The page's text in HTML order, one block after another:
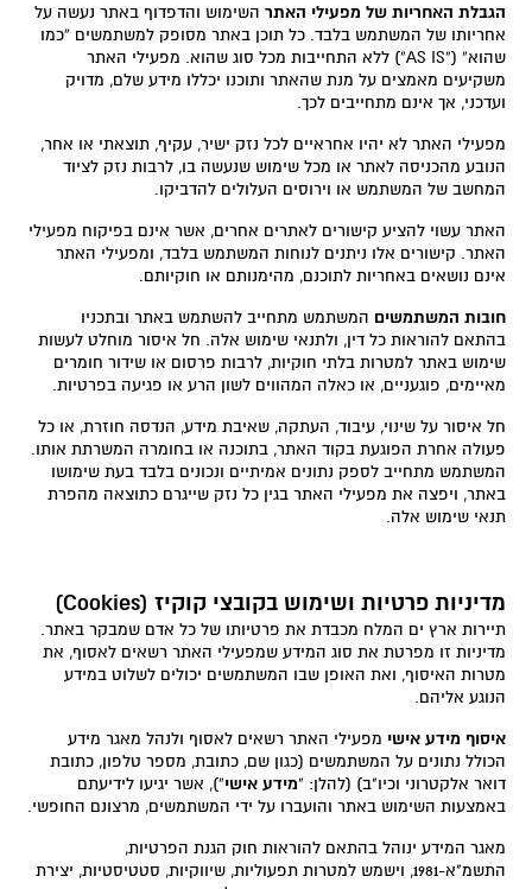
הגבלת האחריות של מפעילי האתר השימוש והדפדוף באתר נעשה על
אחריותו של המשתמש בלבד. כל תוכן באתר מסופק למשתמשים “כמו
שהוא” (“AS IS”) ללא התחייבות מכל סוג שהוא. מפעילי האתר
משקיעים מאמצים על מנת שהאתר ותוכנו יכללו מידע שלם, מדויק
ועדכני, אך אינם מתחייבים לכך.
מפעילי האתר לא יהיו אחראיים לכל נזק ישיר, עקיף, תוצאתי או אחר,
הנובע מהכניסה לאתר או מכל שימוש שנעשה בו, לרבות נזק לציוד
המחשב של המשתמש או וירוסים העלולים להדביקו.
האתר עשוי להציע קישורים לאתרים אחרים, אשר אינם בפיקוח מפעילי
האתר. קישורים אלו ניתנים לנוחות המשתמש בלבד, ומפעילי האתר
אינם נושאים באחריות לתוכנם, מהימנותם או חוקיותם.
חובות המשתמשים המשתמש מתחייב להשתמש באתר ובתכניו
בהתאם להוראות כל דין, ולתנאי שימוש אלה. חל איסור מוחלט לעשות
שימוש באתר למטרות בלתי חוקיות, לרבות פרסום או שידור חומרים
מאיימים, פוגעניים, או כאלה המהווים לשון הרע או פגיעה בפרטיות.
חל איסור על שינוי, עיבוד, העתקה, שאיבת מידע, הנדסה חוזרת, או כל
פעולה אחרת הפוגעת בקוד האתר, בתוכנה או בחומרה המשרתת אותו.
המשתמש מתחייב לספק נתונים אמיתיים ונכונים בלבד בעת שימושו
באתר, ויפצה את מפעילי האתר בגין כל נזק שייגרם כתוצאה מהפרת
תנאי שימוש אלה.
מדיניות פרטיות ושימוש בקובצי קוקיז (Cookies)
תיירות ארץ ים המלח מכבדת את פרטיותו של כל אדם שמבקר באתר.
מדיניות זו מפרטת את סוג המידע שמפעילי האתר רשאים לאסוף, את
מטרות האיסוף, ואת האופן שבו המשתמשים יכולים לשלוט במידע
הנוגע אליהם.
איסוף מידע אישי מפעילי האתר רשאים לאסוף ולנהל מאגר מידע
הכולל נתונים על המשתמשים (כגון שם, כתובת, מספר טלפון, כתובת
דואר אלקטרוני וכיו"ב) (להלן: “מידע אישי“), אשר יגיעו לידיעתם
באמצעות השימוש באתר והועברו על ידי המשתמשים, מרצונם החופשי.
מאגר המידע ינוהל בהתאם להוראות חוק הגנת הפרטיות,
התשמ"א-1981, וישמש למטרות תפעוליות, שיווקיות, סטטיסטיות, יצירת